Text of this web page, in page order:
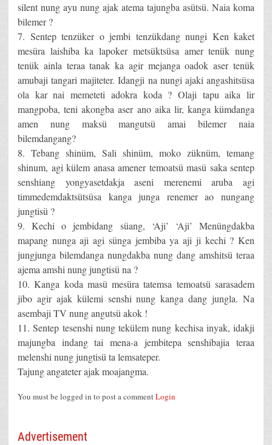
silent nung ayu nung ajak atema tajungba asütsü. Naia koma
bilemer ?
7. Sentep tenzüker o jembi tenzükdang nungi Ken kaket
mesüra laishiba ka lapoker metsüktsüsa amer tenük nung
tenük ainla teraa tanak ka agir mejanga oadok aser tenük
amubaji tangari majiteter. Idangji na nungi ajaki angashitsüsa
ola kar nai memeteti adokra koda ? Olaji tapu aika lir
mangpoba, teni akongba aser ano aika lir, kanga kümdanga
amen nung maksü mangutsü amai bilemer naia
bilemdangang?
8. Tebang shinüm, Sali shinüm, moko züknüm, temang
shinum, agi külem anasa amener temoatsü masü saka sentep
senshiang yongyasetdakja aseni merenemi aruba agi
timmedemdaktsütsüsa kanga junga renemer ao nungang
jungtisü ?
9. Kechi o jembidang süang, ‘Aji’ ‘Aji’ Menüngdakba
mapang nunga aji agi sünga jembiba ya aji ji kechi ? Ken
jungjunga bilemdanga nungdakba nung dang amshitsü teraa
ajema amshi nung jungtisü na ?
10. Kanga koda masü mesüra tatemsa temoatsü sarasadem
jibo agir ajak külemi senshi nung kanga dang jungla. Na
asembaji TV nung angutsü akok !
11. Sentep tesenshi nung tekülem nung kechisa inyak, idakji
majungba indang tai mena-a jembitepa senshibajia teraa
melenshi nung jungtisü ta lemsateper.
Tajung angateter ajak moajangma.
You must be logged in to post a commentLogin
Advertisement